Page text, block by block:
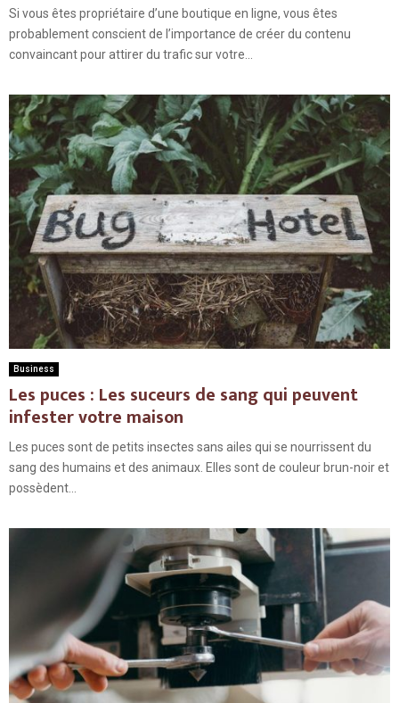
Si vous êtes propriétaire d’une boutique en ligne, vous êtes
probablement conscient de l’importance de créer du contenu
convaincant pour attirer du trafic sur votre...
Business
Les puces : Les suceurs de sang qui peuvent
infester votre maison
Les puces sont de petits insectes sans ailes qui se nourrissent du
sang des humains et des animaux. Elles sont de couleur brun-noir et
possèdent...